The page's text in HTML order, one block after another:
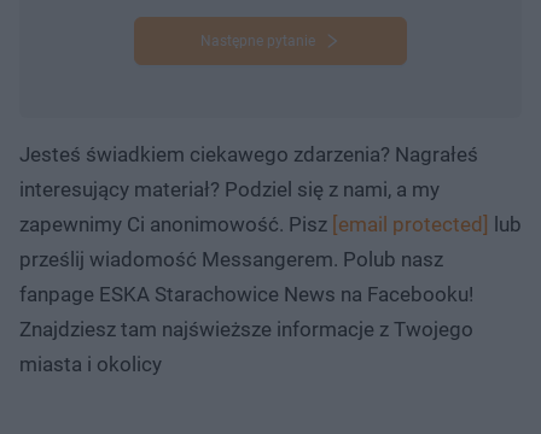
Następne pytanie
Jesteś świadkiem ciekawego zdarzenia? Nagrałeś
interesujący materiał? Podziel się z nami, a my
zapewnimy Ci anonimowość. Pisz [email protected]
lub
prześlij wiadomość Messangerem. Polub nasz
fanpage ESKA Starachowice News na Facebooku!
Znajdziesz tam najświeższe informacje z Twojego
miasta i okolicy